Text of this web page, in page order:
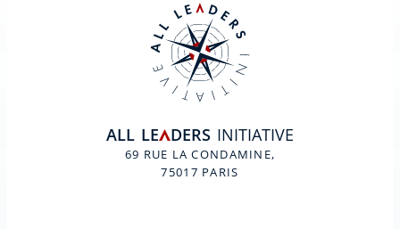
ALL LEADERS INITIATIVE
69 RUE LA CONDAMINE,
75017 PARIS